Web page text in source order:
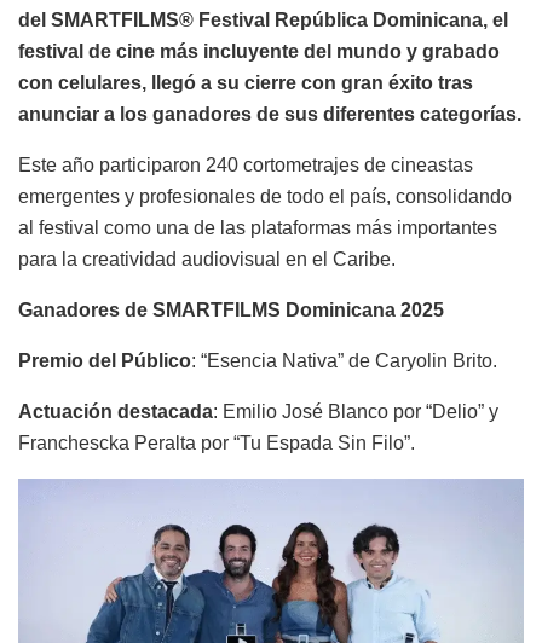
del SMARTFILMS®️ Festival República Dominicana, el
festival de cine más incluyente del mundo y grabado
con celulares, llegó a su cierre con gran éxito tras
anunciar a los ganadores de sus diferentes categorías.
Este año participaron 240 cortometrajes de cineastas
emergentes y profesionales de todo el país, consolidando
al festival como una de las plataformas más importantes
para la creatividad audiovisual en el Caribe.
Ganadores de SMARTFILMS Dominicana 2025
Premio del Público: “Esencia Nativa” de Caryolin Brito.
Actuación destacada: Emilio José Blanco por “Delio” y
Franchescka Peralta por “Tu Espada Sin Filo”.